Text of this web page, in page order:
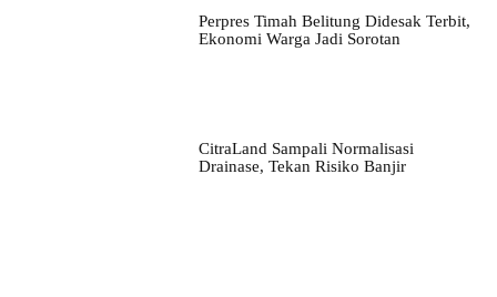
Perpres Timah Belitung Didesak Terbit,
Ekonomi Warga Jadi Sorotan
CitraLand Sampali Normalisasi
Drainase, Tekan Risiko Banjir